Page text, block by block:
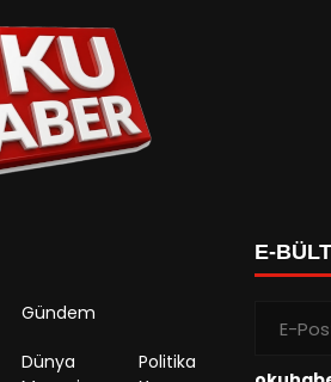
Gündem
Dünya
Politika
E-